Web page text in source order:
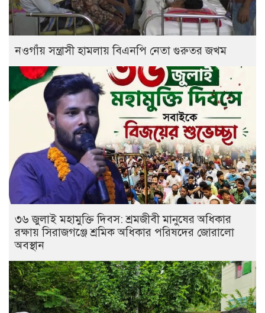
নওগাঁয় সন্ত্রাসী হামলায় বিএনপি নেতা গুরুতর জখম
৩৬ জুলাই মহামুক্তি দিবস: শ্রমজীবী মানুষের অধিকার
রক্ষায় সিরাজগঞ্জে শ্রমিক অধিকার পরিষদের জোরালো
অবস্থান